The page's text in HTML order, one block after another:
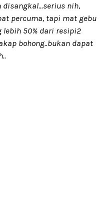
nih,
percuma, tapi mat gebu
50% dari resipi2
bohong..bukan dapat